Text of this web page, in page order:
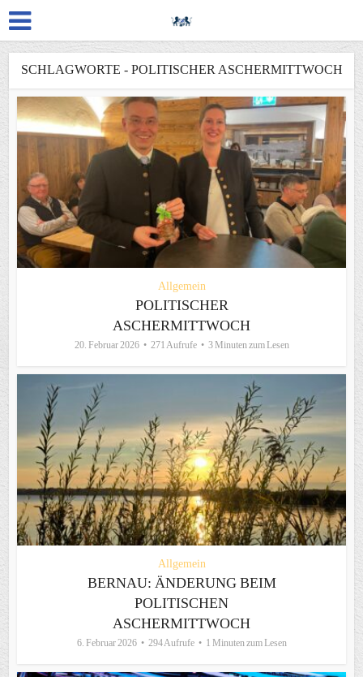
SCHLAGWORTE - POLITISCHER ASCHERMITTWOCH
Allgemein
POLITISCHER
ASCHERMITTWOCH
20. Februar 2026 271 Aufrufe 3 Minuten zum Lesen
Allgemein
BERNAU: ÄNDERUNG BEIM
POLITISCHEN
ASCHERMITTWOCH
6. Februar 2026 294 Aufrufe 1 Minuten zum Lesen